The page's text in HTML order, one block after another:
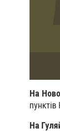
На
На